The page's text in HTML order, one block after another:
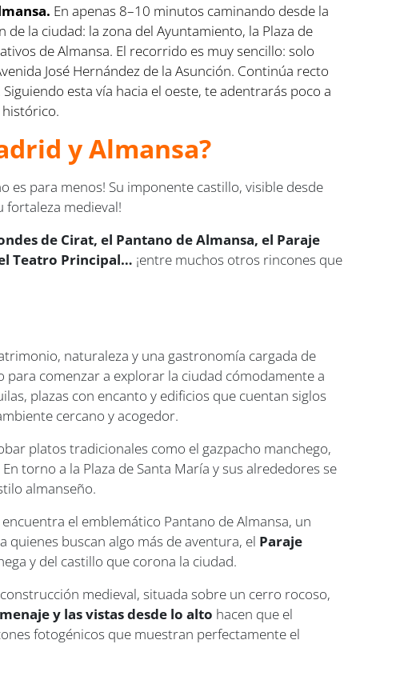
En apenas 8–10 minutos caminando desde la
la ciudad: la zona del Ayuntamiento, la Plaza de
de Almansa. El recorrido es muy sencillo: solo
José Hernández de la Asunción. Continúa recto
esta vía hacia el oeste, te adentrarás poco a
y Almansa?
es para menos! Su imponente castillo, visible desde
fortaleza medieval!
de Cirat, el Pantano de Almansa, el Paraje
Teatro Principal… ¡entre muchos otros rincones que
naturaleza y una gastronomía cargada de
comenzar a explorar la ciudad cómodamente a
plazas con encanto y edificios que cuentan siglos
cercano y acogedor.
platos tradicionales como el gazpacho manchego,
torno a la Plaza de Santa María y sus alrededores se
almanseño.
el emblemático Pantano de Almansa, un
buscan algo más de aventura, el Paraje
y del castillo que corona la ciudad.
medieval, situada sobre un cerro rocoso,
y las vistas desde lo alto hacen que el
fotogénicos que muestran perfectamente el